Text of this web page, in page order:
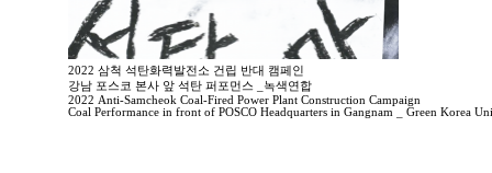
2022 삼척 석탄화력발전소 건립 반대 캠페인
강남 포스코 본사 앞 석탄 퍼포먼스 _녹색연합
2022 Anti-Samcheok Coal-Fired Power Plant Construction Campaign
Coal Performance in front of POSCO Headquarters in Gangnam _ Green Korea